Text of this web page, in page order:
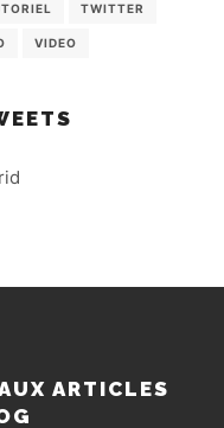
TWITTER
VIDEO
ARTICLES